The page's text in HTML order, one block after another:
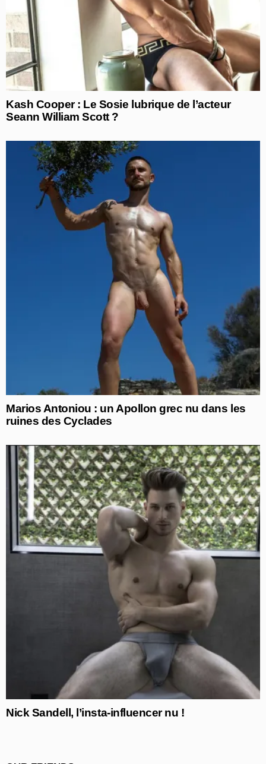
Kash Cooper : Le Sosie lubrique de l’acteur
Seann William Scott ?
Marios Antoniou : un Apollon grec nu dans les
ruines des Cyclades
Nick Sandell, l’insta-influencer nu !